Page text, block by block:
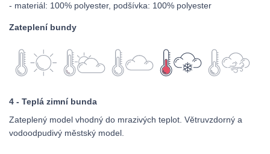
- materiál: 100% polyester, podšívka: 100% polyester
Zateplení bundy
4 - Teplá zimní bunda
Zateplený model vhodný do mrazivých teplot. Větruvzdorný a
vodoodpudivý městský model.